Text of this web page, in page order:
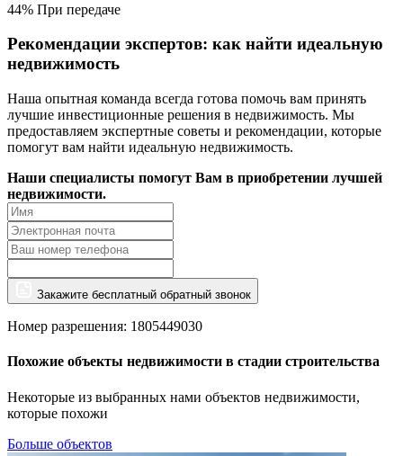
44% При передаче
Рекомендации экспертов: как найти идеальную
недвижимость
Наша опытная команда всегда готова помочь вам принять
лучшие инвестиционные решения в недвижимость. Мы
предоставляем экспертные советы и рекомендации, которые
помогут вам найти идеальную недвижимость.
Наши специалисты помогут Вам в приобретении лучшей
недвижимости.
Закажите бесплатный обратный звонок
Номер разрешения: 1805449030
Похожие объекты недвижимости в стадии строительства
Некоторые из выбранных нами объектов недвижимости,
которые похожи
Больше объектов